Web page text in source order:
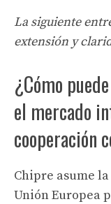
La siguiente
extensión y
¿Cómo
el mercado
cooperación
Chipre asume
Unión Europea